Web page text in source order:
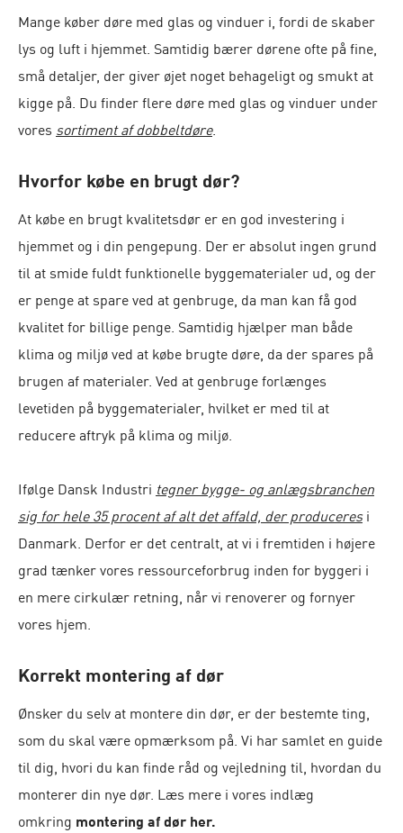
Mange køber døre med glas og vinduer i, fordi de skaber
lys og luft i hjemmet. Samtidig bærer dørene ofte på fine,
små detaljer, der giver øjet noget behageligt og smukt at
kigge på. Du finder flere døre med glas og vinduer under
vores sortiment af dobbeltdøre.
Hvorfor købe en brugt dør?
At købe en brugt kvalitetsdør er en god investering i
hjemmet og i din pengepung. Der er absolut ingen grund
til at smide fuldt funktionelle byggematerialer ud, og der
er penge at spare ved at genbruge, da man kan få god
kvalitet for billige penge. Samtidig hjælper man både
klima og miljø ved at købe brugte døre, da der spares på
brugen af materialer. Ved at genbruge forlænges
levetiden på byggematerialer, hvilket er med til at
reducere aftryk på klima og miljø.
Ifølge Dansk Industri tegner bygge- og anlægsbranchen
sig for hele 35 procent af alt det affald, der produceresi
Danmark. Derfor er det centralt, at vi i fremtiden i højere
grad tænker vores ressourceforbrug inden for byggeri i
en mere cirkulær retning, når vi renoverer og fornyer
vores hjem.
Korrekt montering af dør
Ønsker du selv at montere din dør, er der bestemte ting,
som du skal være opmærksom på. Vi har samlet en guide
til dig, hvori du kan finde råd og vejledning til, hvordan du
monterer din nye dør. Læs mere i vores indlæg
omkring montering af dør her.